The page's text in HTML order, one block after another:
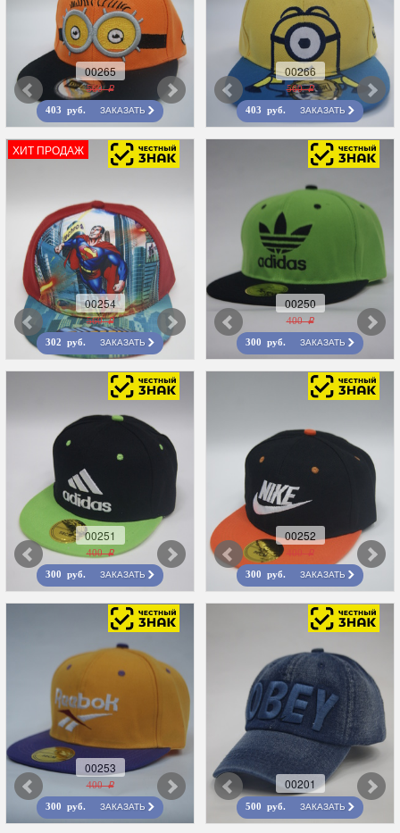
00265
560 r
403 руб. ЗАКАЗАТЬ
00266
560 r
403 руб. ЗАКАЗАТЬ
ХИТ ПРОДАЖ
00254
560 r
302 руб. ЗАКАЗАТЬ
00250
400 r
300 руб. ЗАКАЗАТЬ
00251
400 r
300 руб. ЗАКАЗАТЬ
00252
400 r
300 руб. ЗАКАЗАТЬ
00253
400 r
300 руб. ЗАКАЗАТЬ
00201
500 руб. ЗАКАЗАТЬ